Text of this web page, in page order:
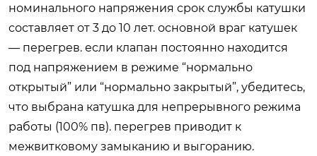
номинального напряжения срок службы катушки
составляет от 3 до 10 лет. основной враг катушек
— перегрев. если клапан постоянно находится
под напряжением в режиме “нормально
открытый” или “нормально закрытый”, убедитесь,
что выбрана катушка для непрерывного режима
работы (100% пв). перегрев приводит к
межвитковому замыканию и выгоранию.